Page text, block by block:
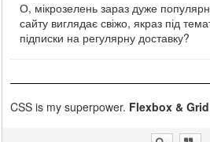
О, мікрозелень зараз дуже
сайту виглядає свіжо, якраз під
підписки на регулярну доставку?
CSS is my superpower. Flexbox &